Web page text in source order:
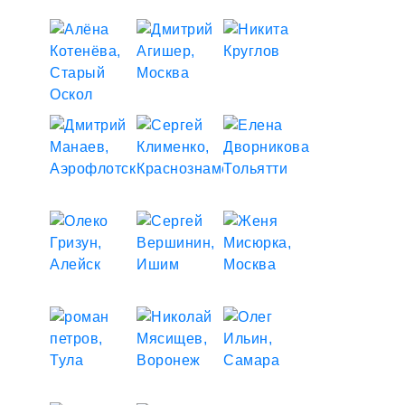
сахаром и, садясь в самолёт, я целыми днями сидел
с огромным блокнотом и рисовал место, куда бы я
хотел попасть, узнав о том, что я – Диабетик. Я
хотел видеть какое-то место, где всегда полно
людей, знающих и понимающих Диабет, всегда
готовых принять в свой клуб новых людей, которые
стоят на распутьи и не знают, что делать дальше.
очень легко скатиться туда, откуда вернуться почти
невозможно.
Это должен был быть портал в Интернете, где
собирались бы люди с Диабетом и помогали друг
другу. Общением, вниманием, своим опытом и
просто тёплой атмосферой клуба, который всегда